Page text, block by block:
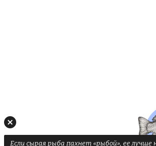
Если сырая рыба пахнет «рыбой», ее лучше